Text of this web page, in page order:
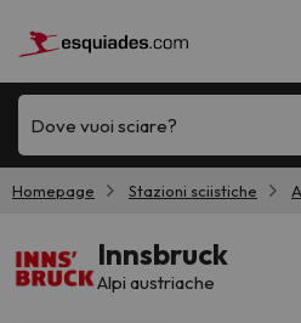
Dove vuoi sciare?
Homepage Stazioni sciistiche
Innsbruck
Alpi austriache